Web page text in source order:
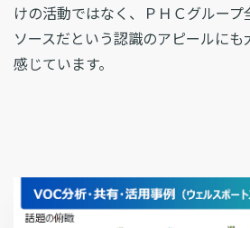
けの活動ではなく、ＰＨＣグループ
ソースだという認識のアピールにも
感じています。